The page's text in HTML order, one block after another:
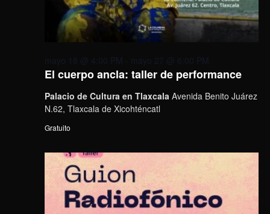
El cuerpo ancla: taller de performance
mayo 18 @ 4:00 PM - mayo 27 @ 6:00 PM
Palacio de Cultura en Tlaxcala Avenida Benito Juárez
N.62, Tlaxcala de Xicohténcatl
Gratuito